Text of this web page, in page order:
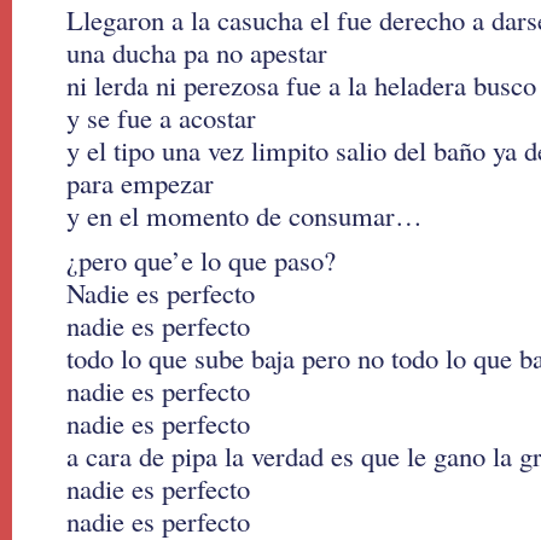
Llegaron a la casucha el fue derecho a
una ducha pa no apestar
ni lerda ni perezosa fue a la heladera busco
y se fue a acostar
y el tipo una vez limpito salio del baño ya
para empezar
y en el momento de consumar…
¿pero que’e lo que paso?
Nadie es perfecto
nadie es perfecto
todo lo que sube baja pero no todo lo que
nadie es perfecto
nadie es perfecto
a cara de pipa la verdad es que le gano la
nadie es perfecto
nadie es perfecto